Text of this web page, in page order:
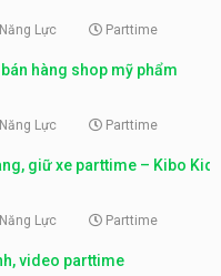
Lực Parttime
hàng shop mỹ phẩm
Lực Parttime
giữ xe parttime – Kibo Kid
Lực Parttime
video parttime